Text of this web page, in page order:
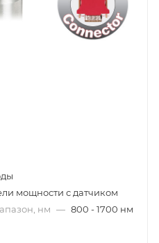
мощности с датчиком
нм — 800 - 1700 нм